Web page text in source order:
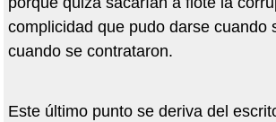
complicidad que pudo darse cuando
cuando se contrataron.
Este último punto se deriva del